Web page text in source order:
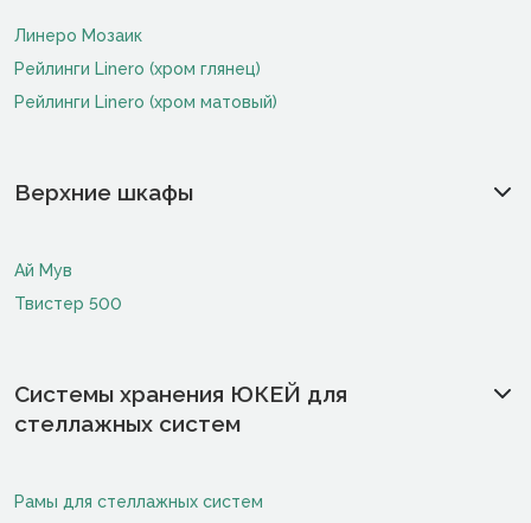
Линеро Мозаик
Рейлинги Linero (хром глянец)
Рейлинги Linero (хром матовый)
Верхние шкафы
Ай Мув
Твистер 500
Системы хранения ЮКЕЙ для
стеллажных систем
Рамы для стеллажных систем